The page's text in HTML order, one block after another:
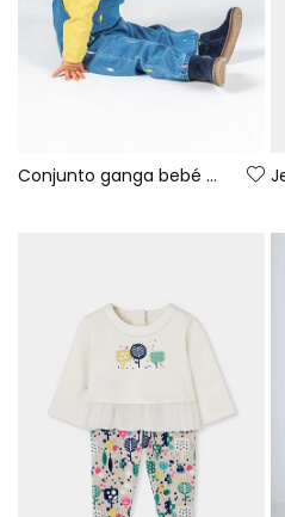
Conjunto ganga bebé menina azul estampado folhas